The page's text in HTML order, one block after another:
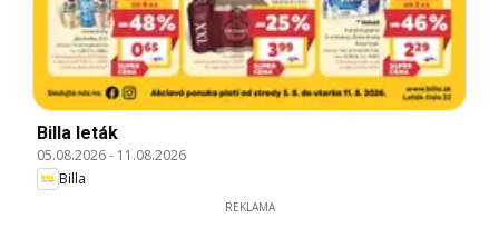
Billa leták
05.08.2026- 11.08.2026
Billa
REKLAMA